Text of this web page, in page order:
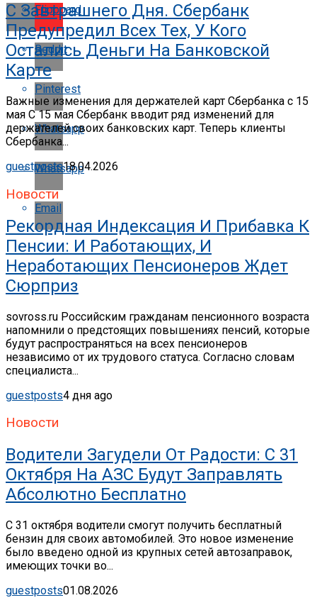
Flipboard
Reddit
Pinterest
Whatsapp
Whatsapp
Email
С Завтрашнего Дня. Сбербанк
Предупредил Всех Тех, У Кого
Остались Деньги На Банковской
Карте
Важные изменения для держателей карт Сбербанка с 15
мая С 15 мая Сбербанк вводит ряд изменений для
держателей своих банковских карт. Теперь клиенты
Сбербанка...
guestposts18.04.2026
Новости
Рекордная Индексация И Прибавка К
Пенсии: И Работающих, И
Неработающих Пенсионеров Ждет
Сюрприз
sovross.ru Российским гражданам пенсионного возраста
напомнили о предстоящих повышениях пенсий, которые
будут распространяться на всех пенсионеров
независимо от их трудового статуса. Согласно словам
специалиста...
guestposts4 дня ago
Новости
Водители Загудели От Радости: С 31
Октября На АЗС Будут Заправлять
Абсолютно Бесплатно
С 31 октября водители смогут получить бесплатный
бензин для своих автомобилей. Это новое изменение
было введено одной из крупных сетей автозаправок,
имеющих точки во...
guestposts01.08.2026